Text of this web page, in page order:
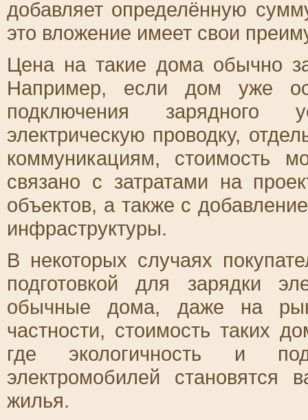
добавляет определённую
это вложение имеет свои
Цена на такие дома обычно
Например, если дом уже
подключения зарядного
электрическую проводку,
коммуникациям,
связано с затратами на
объектов, а также с
инфраструктуры.
В некоторых случаях
подготовкой для зарядки
обычные дома, даже на
частности, стоимость таких
где экологичность и
электромобилей
жилья.